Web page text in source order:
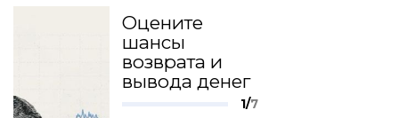
Оцените
шансы
возврата и
вывода денег
1/7